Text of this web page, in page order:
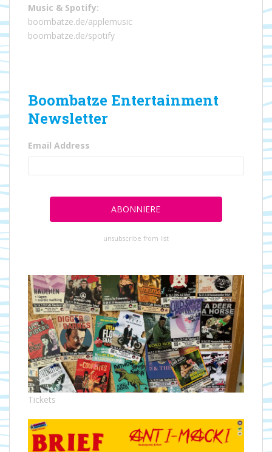
Music & Spotify:
boombatze.de/applemusic
boombatze.de/spotify
Boombatze Entertainment
Newsletter
Email Address
unsubscribe from list
Tickets